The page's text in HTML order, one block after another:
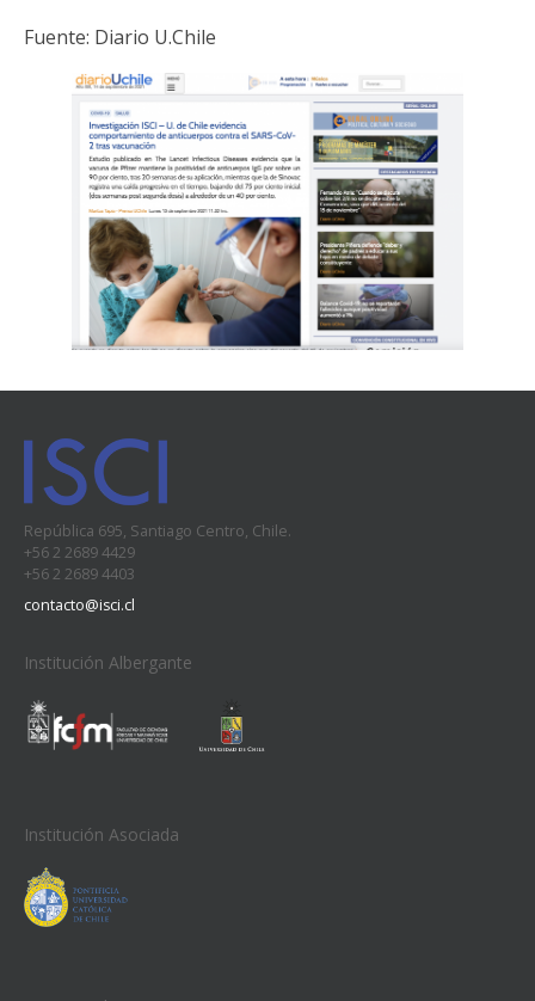
Fuente: Diario U.Chile
República 695, Santiago Centro, Chile.
+56 2 2689 4429
+56 2 2689 4403
contacto@isci.cl
Institución Albergante
Institución Asociada